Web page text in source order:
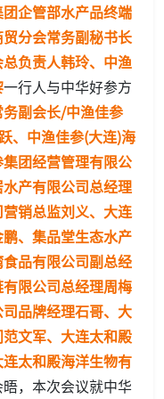
企管部水产品终端
分会常务副秘书长
负责人韩玲、中渔
一行人与中华好参方
副会长/中渔佳参
、中渔佳参(大连)海
团经营管理有限公
产有限公司总经理
销总监刘义、大连
、集品堂生态水产
品有限公司副总经
限公司总经理周梅
品牌经理石哥、大
文军、大连太和殿
太和殿海洋生物有
，本次会议就中华